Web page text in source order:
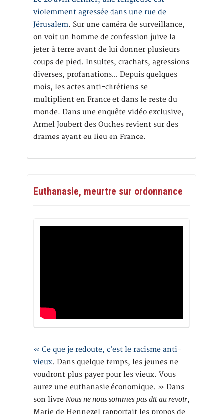
violemment agressée dans une rue de
Jérusalem. Sur une caméra de surveillance,
on voit un homme de confession juive la
jeter à terre avant de lui donner plusieurs
coups de pied. Insultes, crachats, agressions
diverses, profanations… Depuis quelques
mois, les actes anti-chrétiens se
multiplient en France et dans le reste du
monde. Dans une enquête vidéo exclusive,
Armel Joubert des Ouches revient sur des
drames ayant eu lieu en France.
Euthanasie, meurtre sur ordonnance
« Ce que je redoute, c’est le racisme anti-
vieux. Dans quelque temps, les jeunes ne
voudront plus payer pour les vieux. Vous
aurez une euthanasie économique. » Dans
son livre Nous ne nous sommes pas dit au revoir,
Marie de Hennezel rapportait les propos de